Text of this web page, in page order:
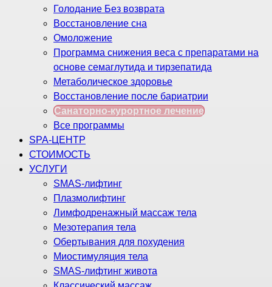
Голодание Без возврата
Восстановление сна
Омоложение
Программа снижения веса с препаратами на
основе семаглутида и тирзепатида
Метаболическое здоровье
Восстановление после бариатрии
Санаторно-курортное лечение
Все программы
SPA-ЦЕНТР
СТОИМОСТЬ
УСЛУГИ
SMAS-лифтинг
Плазмолифтинг
Лимфодренажный массаж тела
Мезотерапия тела
Обертывания для похудения
Миостимуляция тела
SMAS-лифтинг живота